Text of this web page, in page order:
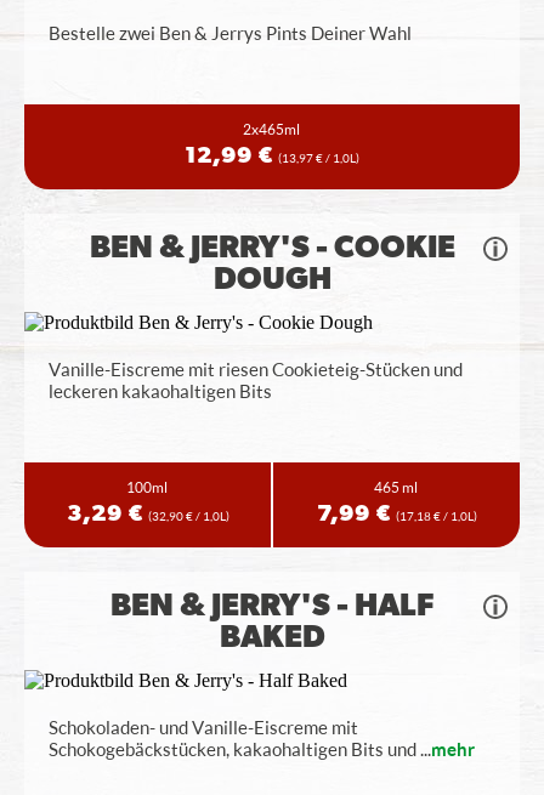
Bestelle zwei Ben & Jerrys Pints Deiner Wahl
2x465ml
12,99 € (13,97 € / 1,0L)
BEN & JERRY'S - COOKIE
DOUGH
Vanille-Eiscreme mit riesen Cookieteig-Stücken und
leckeren kakaohaltigen Bits
100ml
3,29 € (32,90 € / 1,0L)
465 ml
7,99 € (17,18 € / 1,0L)
BEN & JERRY'S - HALF
BAKED
Schokoladen- und Vanille-Eiscreme mit
Schokogebäckstücken, kakaohaltigen Bits und...mehr